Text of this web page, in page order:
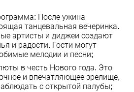
После ужина
танцевальная вечеринка.
артисты и диджеи создают
и радости. Гости могут
мелодии и песни;
в честь Нового года. Это
и впечатляющее зрелище,
с открытой палубы;